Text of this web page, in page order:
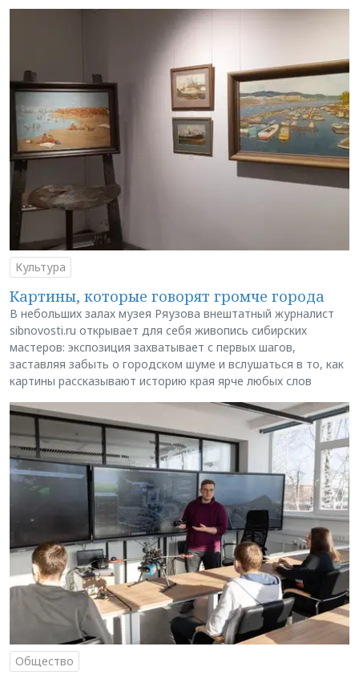
Культура
Картины, которые говорят громче города
В небольших залах музея Ряузова внештатный журналист
sibnovosti.ru открывает для себя живопись сибирских
мастеров: экспозиция захватывает с первых шагов,
заставляя забыть о городском шуме и вслушаться в то, как
картины рассказывают историю края ярче любых слов
Общество